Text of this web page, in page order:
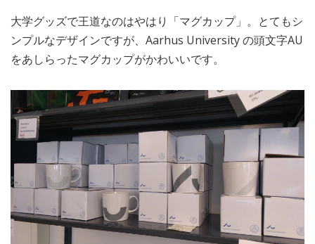
大学グッズで王道なのはやはり「マグカップ」。とてもシ
ンプルなデザインですが、Aarhus University の頭文字AU
をあしらったマグカップがかわいいです。